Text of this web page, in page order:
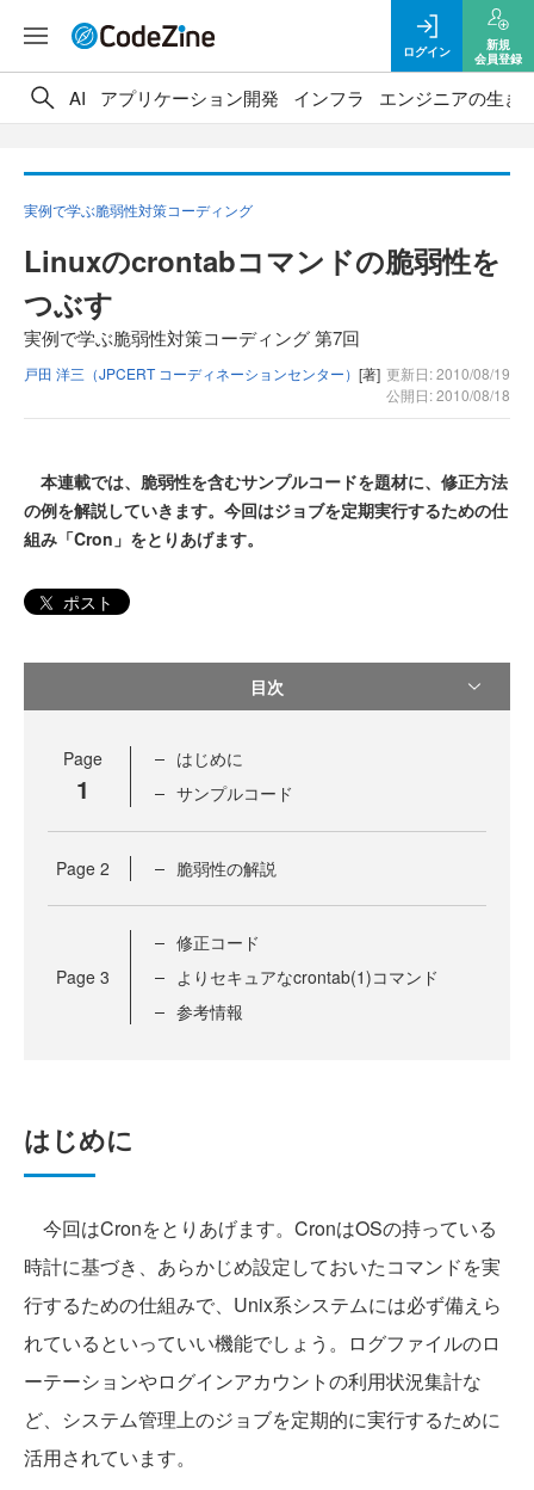
ログイン
新規
会員登録
AI アプリケーション開発 インフラ エンジニアの生き
実例で学ぶ脆弱性対策コーディング
Linuxのcrontabコマンドの脆弱性を
つぶす
実例で学ぶ脆弱性対策コーディング 第7回
戸田 洋三（JPCERT コーディネーションセンター） [著] 更新日: 2010/08/19
公開日: 2010/08/18
本連載では、脆弱性を含むサンプルコードを題材に、修正方法
の例を解説していきます。今回はジョブを定期実行するための仕
組み「Cron」をとりあげます。
ポスト
目次
Page
1
はじめに
サンプルコード
Page 2 脆弱性の解説
Page 3
修正コード
よりセキュアなcrontab(1)コマンド
参考情報
はじめに
今回はCronをとりあげます。CronはOSの持っている
時計に基づき、あらかじめ設定しておいたコマンドを実
行するための仕組みで、Unix系システムには必ず備えら
れているといっていい機能でしょう。ログファイルのロ
ーテーションやログインアカウントの利用状況集計な
ど、システム管理上のジョブを定期的に実行するために
活用されています。